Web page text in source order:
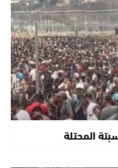
المحتلة